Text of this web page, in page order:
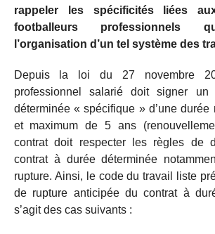
rappeler les spécificités liées
footballeurs professionnels
l’organisation d’un tel système des
Depuis la loi du 27 novembre
professionnel salarié doit signer
déterminée « spécifique » d’une durée
et maximum de 5 ans
contrat doit respecter les règles de
contrat à durée déterminée
rupture. Ainsi, le code du travail liste
de rupture anticipée du contrat à
s’agit des cas suivants :